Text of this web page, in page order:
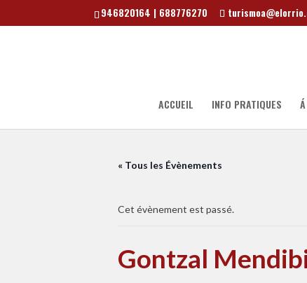
946820164 | 688776270
ACCUEIL INFO PRATIQUES
« Tous les Évènements
Cet évènement est passé.
Gontzal